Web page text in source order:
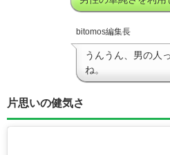
bitomos編集長
うんうん、男の人
ね。
片思いの健気さ